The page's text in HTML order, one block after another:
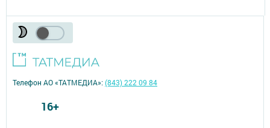
Телефон АО «ТАТМЕДИА»:(843) 222 09 84
16+